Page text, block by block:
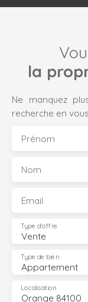
la
Ne manquez
recherche en
Prénom
Nom
Email
Vente
Type d'offre
Appartement
Type de bien
Orange 84100
Localisation